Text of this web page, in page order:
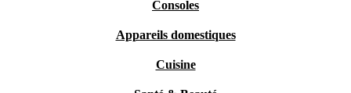
Consoles
Appareils domestiques
Cuisine